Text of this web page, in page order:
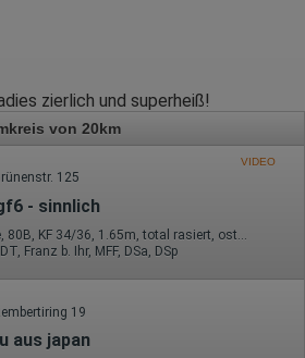
zierlich und superheiß!
von 20km
VIDEO
125
- sinnlich
20 Jahre, 80B, KF 34/36, 1.65m, total rasiert, osteuropäisch
Franz b. Ihr, MFF, DSa, DSp
19
aus japan